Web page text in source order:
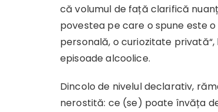
că volumul de față clarifică
povestea pe care o spune este
personală, o curiozitate
episoade alcoolice.
Dincolo de nivelul declarativ,
nerostită: ce (se) poate învăța